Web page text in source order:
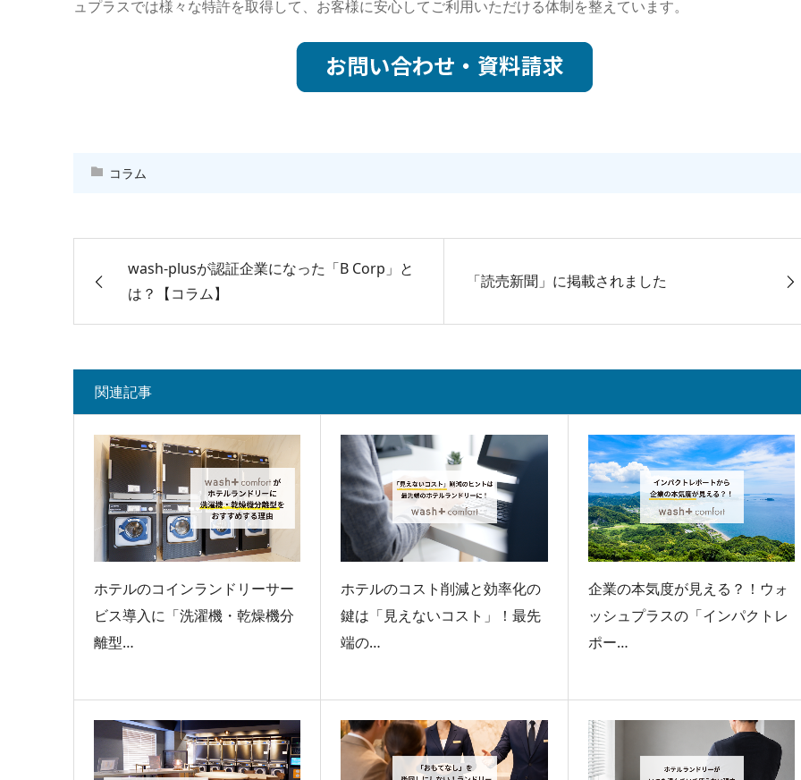
ュプラスでは様々な特許を取得して、お客様に安心してご利用いただける体制を整えています。
コラム
wash-plusが認証企業になった「B Corp」と
は？【コラム】
「読売新聞」に掲載されました
関連記事
ホテルのコインランドリーサー
ビス導入に「洗濯機・乾燥機分
離型…
ホテルのコスト削減と効率化の
鍵は「見えないコスト」！最先
端の…
企業の本気度が見える？！ウォ
ッシュプラスの「インパクトレ
ポー…